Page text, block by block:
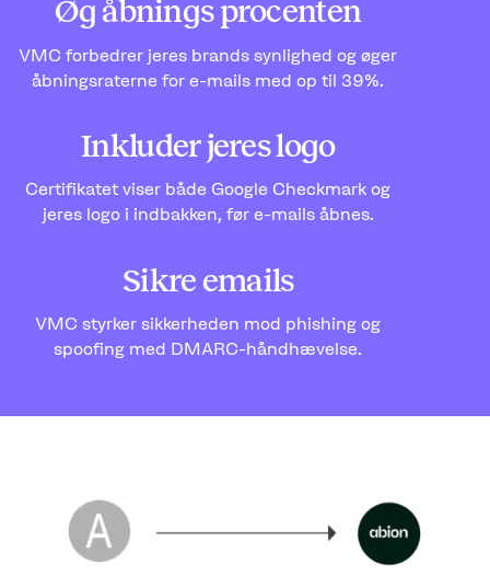
Øg åbnings procenten
VMC forbedrer jeres brands synlighed og øger
åbningsraterne for e-mails med op til 39%.
Inkluder jeres logo
Certifikatet viser både Google Checkmark og
jeres logo i indbakken, før e-mails åbnes.
Sikre emails
VMC styrker sikkerheden mod phishing og
spoofing med DMARC-håndhævelse.